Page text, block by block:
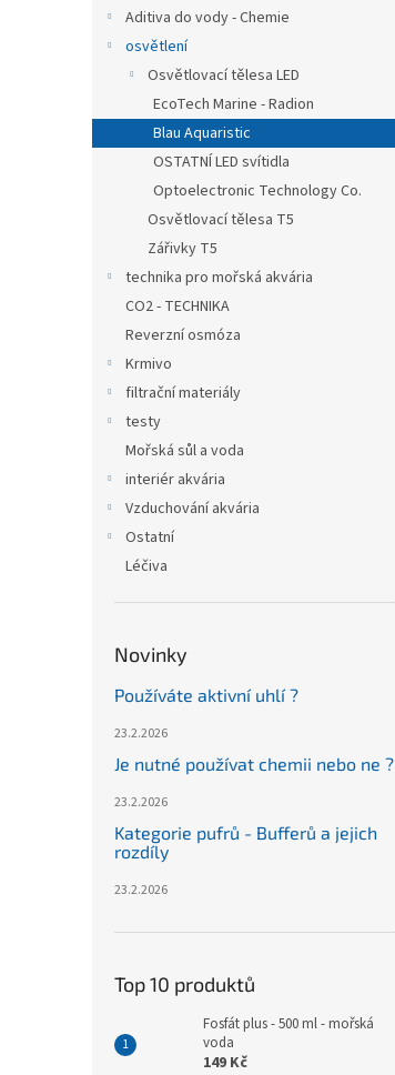
Aditiva do vody - Chemie
osvětlení
Osvětlovací tělesa LED
EcoTech Marine - Radion
Blau Aquaristic
OSTATNÍ LED svítidla
Optoelectronic Technology Co.
Osvětlovací tělesa T5
Zářivky T5
technika pro mořská akvária
CO2 - TECHNIKA
Reverzní osmóza
Krmivo
filtrační materiály
testy
Mořská sůl a voda
interiér akvária
Vzduchování akvária
Ostatní
Léčiva
Novinky
Používáte aktivní uhlí ?
23.2.2026
Je nutné používat chemii nebo ne ?
23.2.2026
Kategorie pufrů - Bufferů a jejich
rozdíly
23.2.2026
Top 10 produktů
Fosfát plus - 500 ml - mořská
voda
149 Kč